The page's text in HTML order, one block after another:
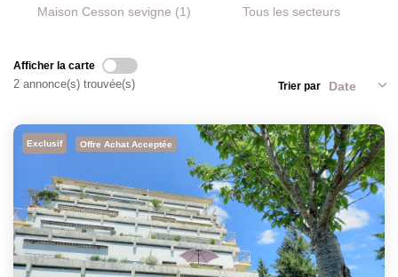
Maison Cesson sevigne (1) Tous les secteurs
Afficher la carte
2 annonce(s) trouvée(s) Trier par
Exclusif Offre Achat Acceptée